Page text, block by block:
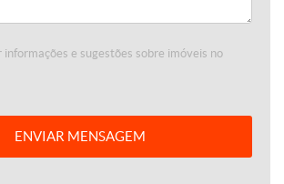
informações e sugestões sobre imóveis no
ENVIAR MENSAGEM